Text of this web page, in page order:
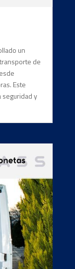
un
de
Este
seguridad y